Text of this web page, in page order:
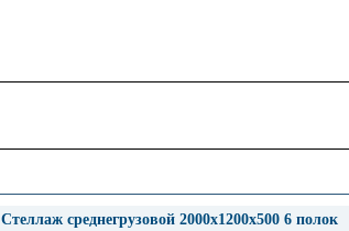
Стеллаж среднегрузовой 2000х1200х500 6 полок